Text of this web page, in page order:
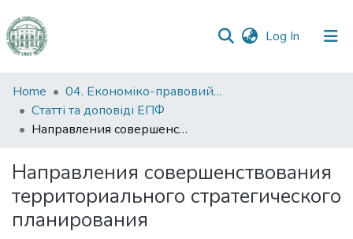
Log In (current)
Communities
&
Collections
Statistics
Home
04. Економіко-правовий факультет
Статті та доповіді ЕПФ
Направления совершенствования территориального стратегического планирования
Направления совершенствования
территориального стратегического
планирования